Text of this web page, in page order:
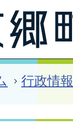
行政情報